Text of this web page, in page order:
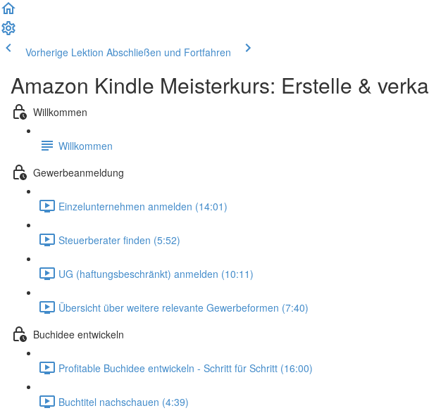
Vorherige Lektion Abschließen und Fortfahren
Amazon Kindle Meisterkurs: Erstelle &
Willkommen
Willkommen
Gewerbeanmeldung
Einzelunternehmen anmelden (14:01)
Steuerberater finden (5:52)
UG (haftungsbeschränkt) anmelden (10:11)
Übersicht über weitere relevante Gewerbeformen (7:40)
Buchidee entwickeln
Profitable Buchidee entwickeln - Schritt für Schritt (16:00)
Buchtitel nachschauen (4:39)